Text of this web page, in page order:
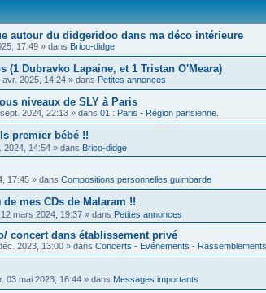
autour du didgeridoo dans ma déco intérieure
17:49 » dans Brico-didge
(1 Dubravko Lapaine, et 1 Tristan O'Meara)
avr. 2025, 14:24 » dans Petites annonces
niveaux de SLY à Paris
2024, 22:13 » dans 01 : Paris - Région parisienne.
premier bébé !!
2024, 14:54 » dans Brico-didge
17:45 » dans Compositions personnelles guimbarde
mes CDs de Malaram !!
mars 2024, 19:37 » dans Petites annonces
concert dans établissement privé
2023, 13:00 » dans Concerts - Evénements -
03 mai 2023, 16:44 » dans Messages importants